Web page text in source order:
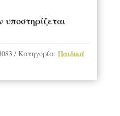
Κατηγορία: Παιδικά